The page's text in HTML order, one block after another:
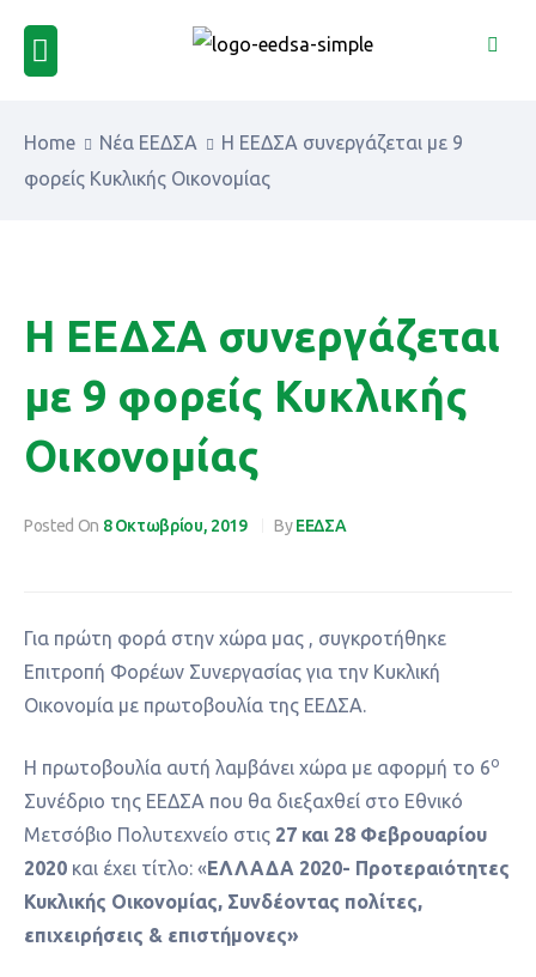
Home Νέα ΕΕΔΣΑ
Η ΕΕΔΣΑ συνεργάζεται με 9
φορείς Κυκλικής Οικονομίας
Posted On 8 Οκτωβρίου, 2019 ByΕΕΔΣΑ
Η ΕΕΔΣΑ συνεργάζεται
με 9 φορείς Κυκλικής
Οικονομίας
Για πρώτη φορά στην χώρα μας , συγκροτήθηκε
Επιτροπή Φορέων Συνεργασίας για την Κυκλική
Οικονομία με πρωτοβουλία της ΕΕΔΣΑ.
Η πρωτοβουλία αυτή λαμβάνει χώρα με αφορμή το 6o
Συνέδριο της ΕΕΔΣΑ που θα διεξαχθεί στο Εθνικό
Μετσόβιο Πολυτεχνείο στις 27 και 28 Φεβρουαρίου
2020 και έχει τίτλο: «ΕΛΛΑΔΑ 2020- Προτεραιότητες
Κυκλικής Οικονομίας, Συνδέοντας πολίτες,
επιχειρήσεις & επιστήμονες»